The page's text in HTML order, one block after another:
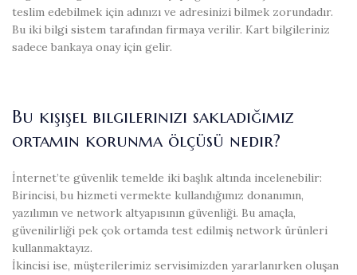
teslim edebilmek için adınızı ve adresinizi bilmek zorundadır.
Bu iki bilgi sistem tarafından firmaya verilir. Kart bilgileriniz
sadece bankaya onay için gelir.
Bu kişişel bilgilerinizi sakladığımız
ortamın korunma ölçüsü nedir?
İnternet’te güvenlik temelde iki başlık altında incelenebilir:
Birincisi, bu hizmeti vermekte kullandığımız donanımın,
yazılımın ve network altyapısının güvenliği. Bu amaçla,
güvenilirliği pek çok ortamda test edilmiş network ürünleri
kullanmaktayız.
İkincisi ise, müşterilerimiz servisimizden yararlanırken oluşan